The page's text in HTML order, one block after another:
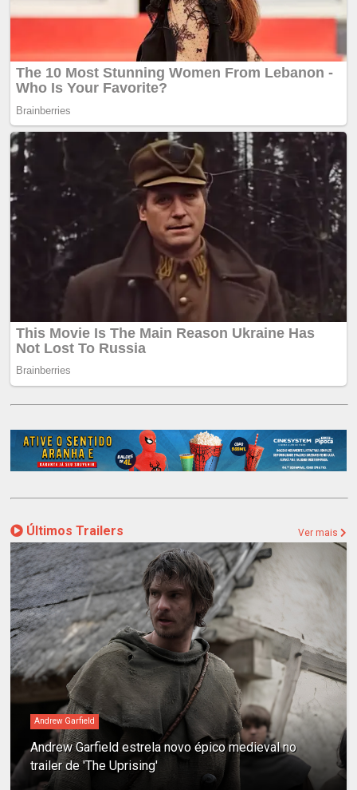
Últimos Trailers Ver mais
Andrew Garfield
Andrew Garfield estrela novo épico medieval no
trailer de 'The Uprising'